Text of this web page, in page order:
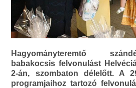
Hagyományteremtő
babakocsis felvonulást
2-án, szombaton délelőtt. A
programjaihoz tartozó